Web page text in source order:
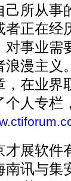
己所从事
者正在经
对事业需
浪漫主义
，在业界
个人专栏
软件有
南讯与集